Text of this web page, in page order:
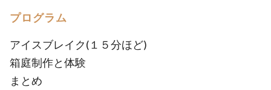
プログラム
アイスブレイク(１５分ほど)
箱庭制作と体験
まとめ